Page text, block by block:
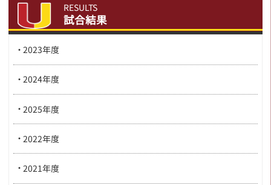
RESULTS
試合結果
2023年度
2024年度
2025年度
2022年度
2021年度